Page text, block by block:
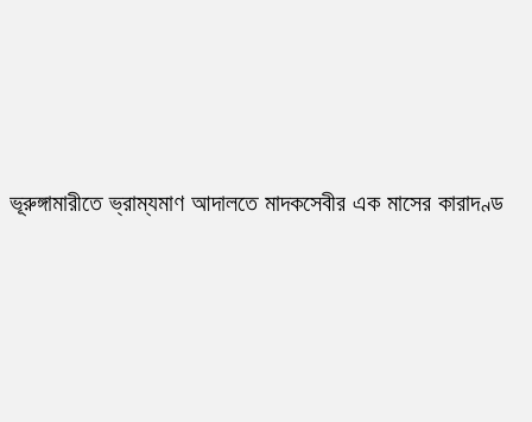
ভূরুঙ্গামারীতে ভ্রাম্যমাণ আদালতে মাদকসেবীর এক মাসের কারাদণ্ড